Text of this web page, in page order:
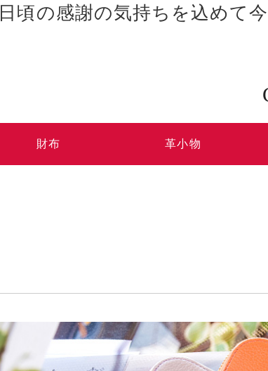
日頃の感謝の気持ちを込めて
財布 革小物